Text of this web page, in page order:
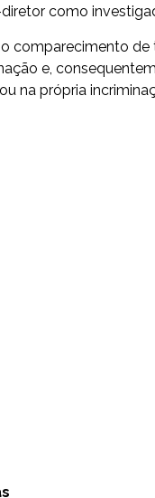
como
comparecimento
e,
na própria